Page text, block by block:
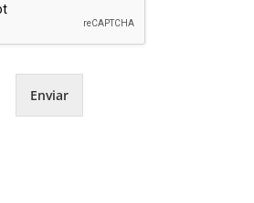
Enviar